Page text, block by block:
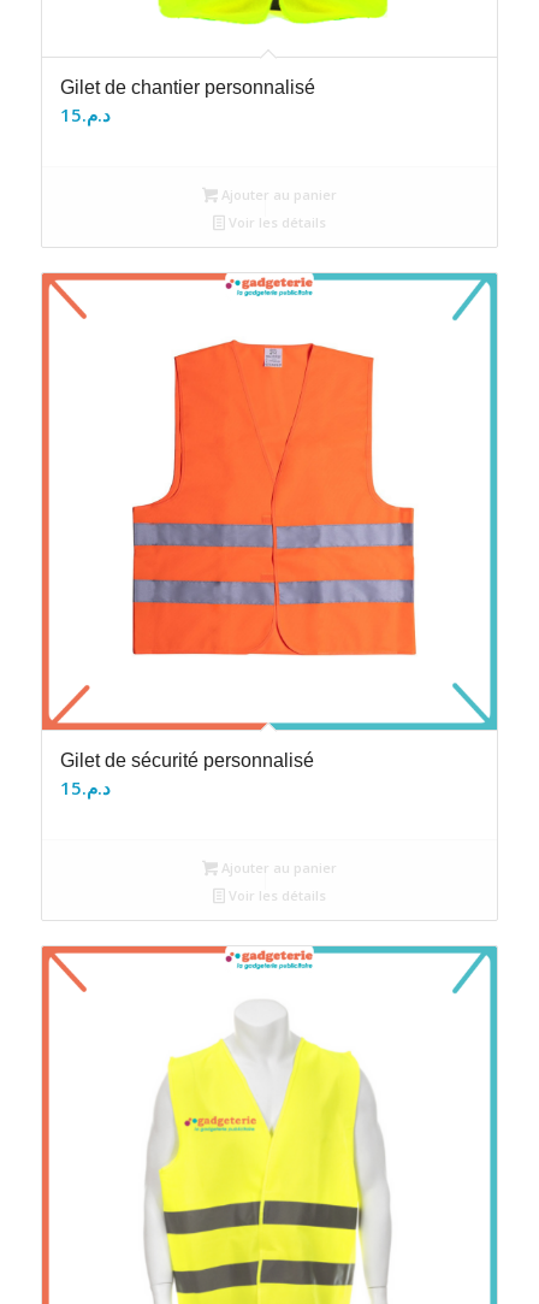
Gilet de chantier personnalisé
د.م.15
Ajouter au panier
Voir les détails
Gilet de sécurité personnalisé
د.م.15
Ajouter au panier
Voir les détails